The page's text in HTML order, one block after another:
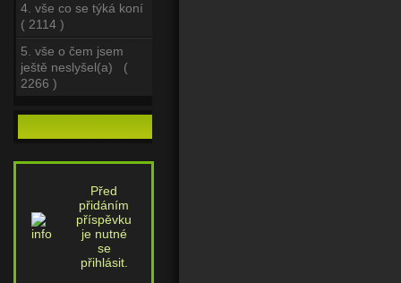
4. vše co se týká koní
( 2114 )
5. vše o čem jsem
ještě neslyšel(a) (
2266 )
Před
přidáním
příspěvku
je nutné
se
přihlásit.